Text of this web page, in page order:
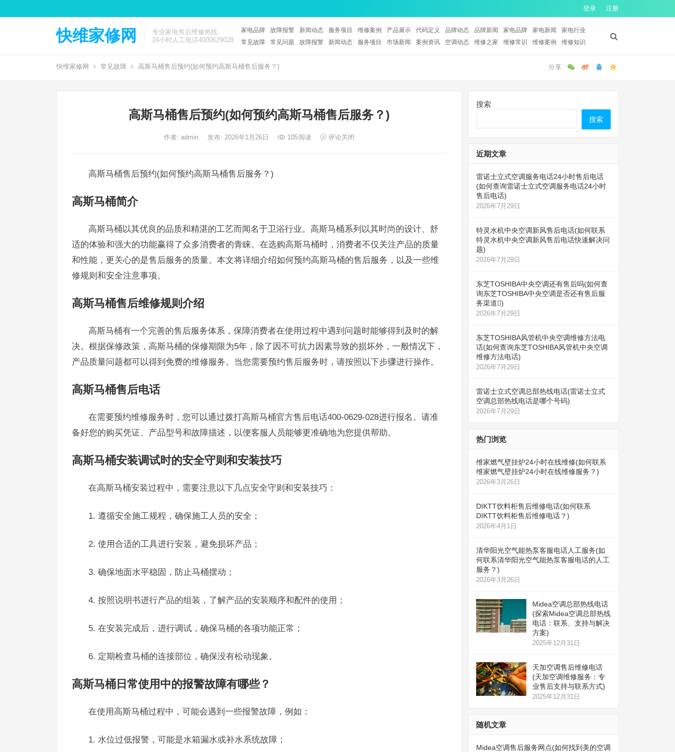
登录 注册
快维家修网
专业家电售后维修热线
24小时人工电话4000629028
家电品牌 故障报警 新闻动态 服务项目 维修案例 产品展示 代码定义 品牌动态 品牌新闻 家电品牌 家电新闻
家电行业
常见故障
常见问题 故障报警 新闻动态 服务项目 市场新闻 案例资讯 空调动态 维修之家 维修常识 维修案例 维修知识
快维家修网 常见故障 高斯马桶售后预约(如何预约高斯马桶售后服务？)
高斯马桶售后预约(如何预约高斯马桶售后服务？)
作者: admin 发布: 2026年1月26日 105阅读 评论关闭
高斯马桶售后预约(如何预约高斯马桶售后服务？)
高斯马桶简介
高斯马桶以其优良的品质和精湛的工艺而闻名于卫浴行业。高斯马桶系列以其时尚的设计、舒
适的体验和强大的功能赢得了众多消费者的青睐。在选购高斯马桶时，消费者不仅关注产品的质量
和性能，更关心的是售后服务的质量。本文将详细介绍如何预约高斯马桶的售后服务，以及一些维
修规则和安全注意事项。
高斯马桶售后维修规则介绍
高斯马桶有一个完善的售后服务体系，保障消费者在使用过程中遇到问题时能够得到及时的解
决。根据保修政策，高斯马桶的保修期限为5年，除了因不可抗力因素导致的损坏外，一般情况下，
产品质量问题都可以得到免费的维修服务。当您需要预约售后服务时，请按照以下步骤进行操作。
高斯马桶售后电话
在需要预约维修服务时，您可以通过拨打高斯马桶官方售后电话400-0629-028进行报名。请准
备好您的购买凭证、产品型号和故障描述，以便客服人员能够更准确地为您提供帮助。
高斯马桶安装调试时的安全守则和安装技巧
在高斯马桶安装过程中，需要注意以下几点安全守则和安装技巧：
1. 遵循安全施工规程，确保施工人员的安全；
2. 使用合适的工具进行安装，避免损坏产品；
3. 确保地面水平稳固，防止马桶摆动；
4. 按照说明书进行产品的组装，了解产品的安装顺序和配件的使用；
5. 在安装完成后，进行调试，确保马桶的各项功能正常；
6. 定期检查马桶的连接部位，确保没有松动现象。
高斯马桶日常使用中的报警故障有哪些？
在使用高斯马桶过程中，可能会遇到一些报警故障，例如：
1. 水位过低报警，可能是水箱漏水或补水系统故障；
搜索
搜索
近期文章
雷诺士立式空调服务电话24小时售后电话
(如何查询雷诺士立式空调服务电话24小时
售后电话)
2026年7月29日
特灵水机中央空调新风售后电话(如何联系
特灵水机中央空调新风售后电话快速解决问
题)
2026年7月29日
东芝TOSHIBA中央空调还有售后吗(如何查
询东芝TOSHIBA中央空调是否还有售后服
务渠道)
2026年7月29日
东芝TOSHIBA风管机中央空调维修方法电
话(如何查询东芝TOSHIBA风管机中央空调
维修方法电话)
2026年7月29日
雷诺士立式空调总部热线电话(雷诺士立式
空调总部热线电话是哪个号码)
2026年7月29日
热门浏览
维家燃气壁挂炉24小时在线维修(如何联系
维家燃气壁挂炉24小时在线维修服务？)
2026年3月26日
DIKTT饮料柜售后维修电话(如何联系
DIKTT饮料柜售后维修电话？)
2026年4月1日
清华阳光空气能热泵客服电话人工服务(如
何联系清华阳光空气能热泵客服电话的人工
服务？)
2026年3月26日
Midea空调总部热线电话
(探索Midea空调总部热线
电话：联系、支持与解决
方案)
2025年12月31日
天加空调售后维修电话
(天加空调维修服务：专
业售后支持与联系方式)
2025年12月31日
随机文章
Midea空调售后服务网点(如何找到美的空调